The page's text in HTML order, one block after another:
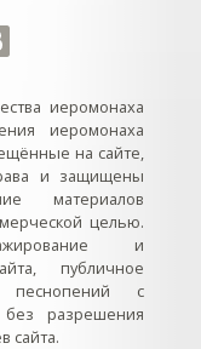
иеромонаха
иеромонаха
на сайте,
и защищены
материалов
целью.
и
публичное
песнопений с
разрешения
сайта.